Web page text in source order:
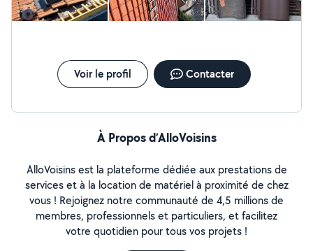
Voir le profil Contacter
À Propos d’AlloVoisins
AlloVoisins est la plateforme dédiée aux prestations de
services et à la location de matériel à proximité de chez
vous ! Rejoignez notre communauté de 4,5 millions de
membres, professionnels et particuliers, et facilitez
votre quotidien pour tous vos projets !